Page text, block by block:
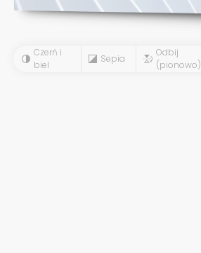
Czerń i
biel
Sepia
Odbij
(pionowo)